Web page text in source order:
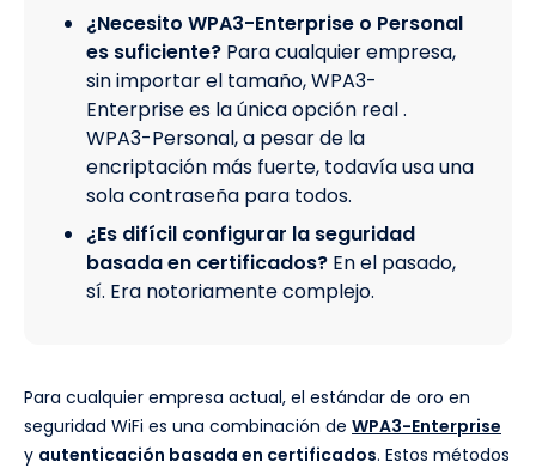
¿Necesito WPA3-Enterprise o Personal
es suficiente? Para cualquier empresa,
sin importar el tamaño, WPA3-
Enterprise es la única opción real .
WPA3-Personal, a pesar de la
encriptación más fuerte, todavía usa una
sola contraseña para todos.
¿Es difícil configurar la seguridad
basada en certificados? En el pasado,
sí. Era notoriamente complejo.
Para cualquier empresa actual, el estándar de oro en
seguridad WiFi es una combinación de WPA3-Enterprise
y autenticación basada en certificados. Estos métodos